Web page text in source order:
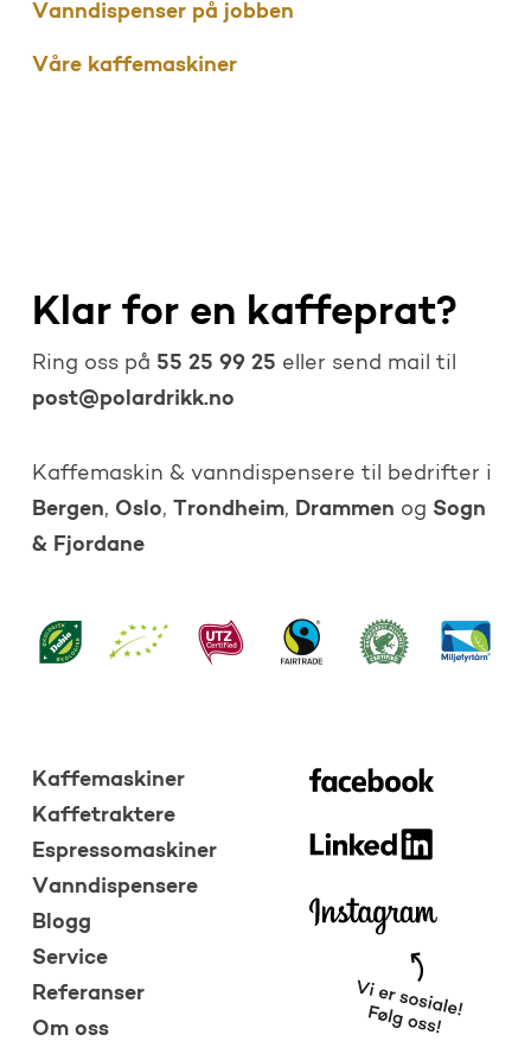
Vanndispenser på jobben
Våre kaffemaskiner
Klar for en kaffeprat?
Ring oss på 55 25 99 25 eller send mail til
post@polardrikk.no
Kaffemaskin & vanndispensere til bedrifter i
Bergen, Oslo, Trondheim, Drammen og Sogn
& Fjordane
Kaffemaskiner
Kaffetraktere
Espressomaskiner
Vanndispensere
Blogg
Service
Referanser
Om oss